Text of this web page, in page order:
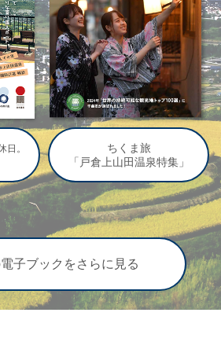
日。
ちくま旅
「戸倉上山田温泉特集」
子ブックをさらに見る